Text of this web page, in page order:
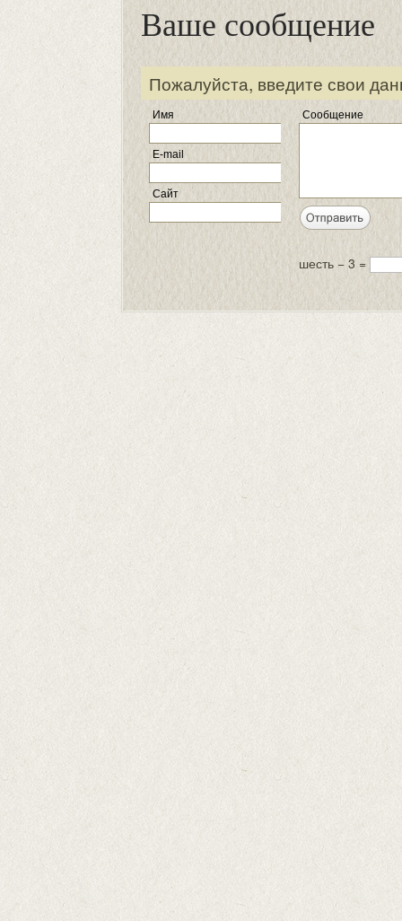
Ваше сообщение
Пожалуйста, введите свои
Имя
E-mail
Сайт
Сообщение
шесть − 3 =